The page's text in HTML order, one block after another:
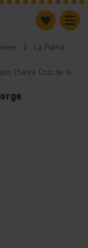
La Palma
(Santa Cruz de la